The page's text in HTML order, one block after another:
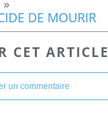
DE MOURIR
CET ARTICLE
un commentaire